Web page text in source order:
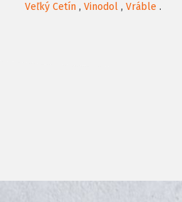
Veľký Cetín , Vinodol , Vráble .